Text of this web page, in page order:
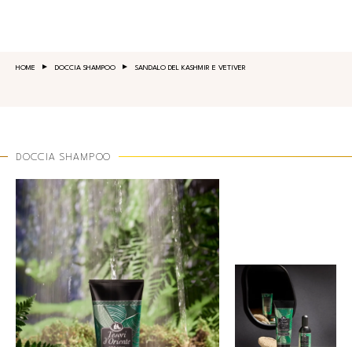
HOME DOCCIA SHAMPOO SANDALO DEL KASHMIR E VETIVER
DOCCIA SHAMPOO